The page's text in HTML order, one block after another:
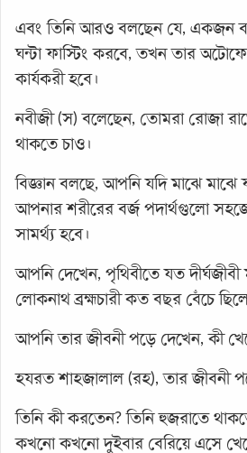
এবং তিনি আরও বলছেন যে, একজন
ঘন্টা ফাস্টিং করবে, তখন তার
কার্যকরী হবে।
নবীজী (স) বলেছেন, তোমরা রোজা
থাকতে চাও।
বিজ্ঞান বলছে, আপনি যদি মাঝে মাঝে
আপনার শরীরের বর্জ পদার্থগুলো
সামর্থ্য হবে।
আপনি দেখেন, পৃথিবীতে যত দীর্ঘজীবী
লোকনাথ ব্রহ্মচারী কত বছর বেঁচে
আপনি তার জীবনী পড়ে দেখেন, কী
হযরত শাহজালাল (রহ), তার জীবনী
তিনি কী করতেন? তিনি হুজরাতে
কখনো কখনো দুইবার বেরিয়ে এসে